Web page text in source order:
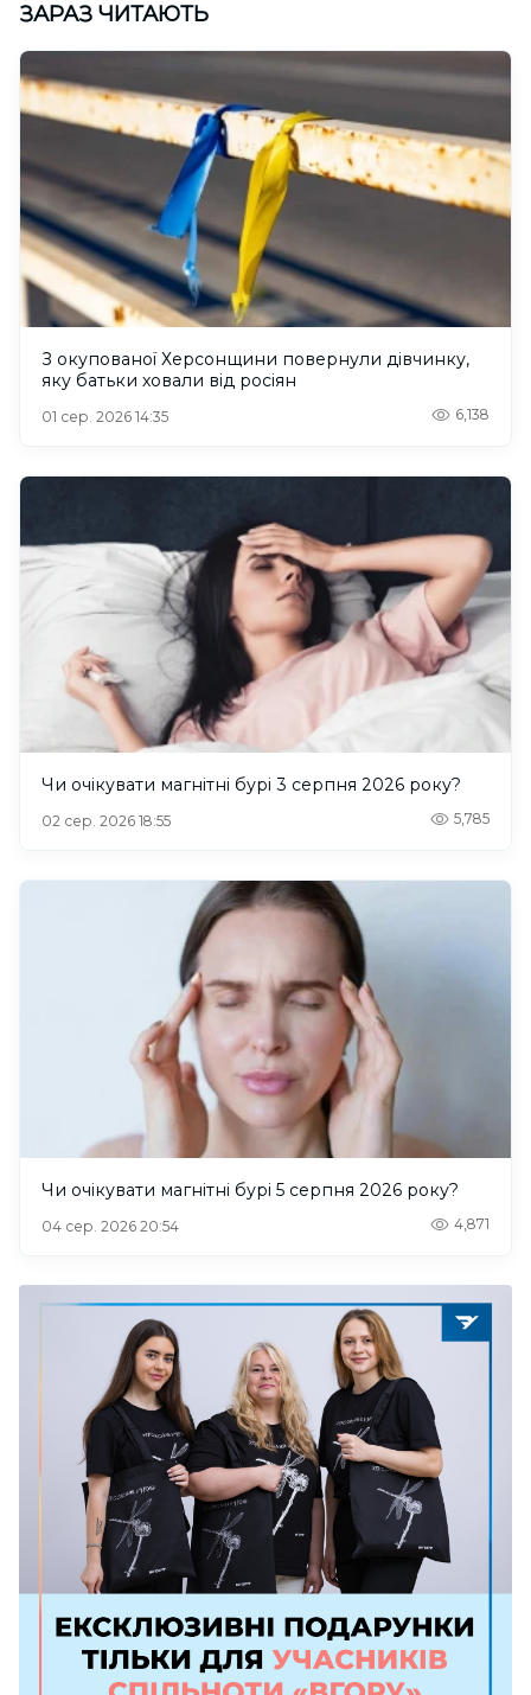
ЗАРАЗ ЧИТАЮТЬ
З окупованої Херсонщини повернули дівчинку,
яку батьки ховали від росіян
01 сер. 2026 14:35 6,138
Чи очікувати магнітні бурі 3 серпня 2026 року?
02 сер. 2026 18:55 5,785
Чи очікувати магнітні бурі 5 серпня 2026 року?
04 сер. 2026 20:54 4,871